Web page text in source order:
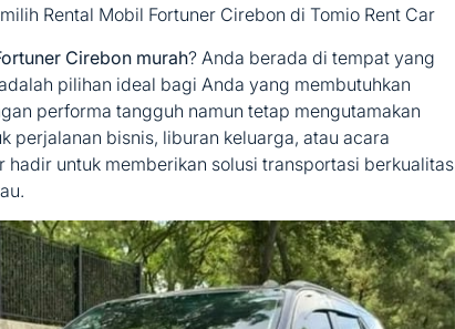
Rental Mobil Fortuner Cirebon di Tomio Rent Car
Cirebon murah? Anda berada di tempat yang
pilihan ideal bagi Anda yang membutuhkan
performa tangguh namun tetap mengutamakan
perjalanan bisnis, liburan keluarga, atau acara
hadir untuk memberikan solusi transportasi berkualitas